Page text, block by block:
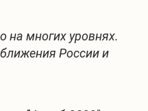
на многих уровнях.
России и